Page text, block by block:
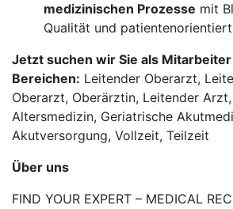
medizinischen Prozesse mit
Qualität und
Jetzt suchen wir Sie als Mitarbeiter
Bereichen: Leitender Oberarzt,
Oberarzt, Oberärztin, Leitender
Altersmedizin, Geriatrische
Akutversorgung, Vollzeit, Teilzeit
Über uns
FIND YOUR EXPERT – MEDICAL